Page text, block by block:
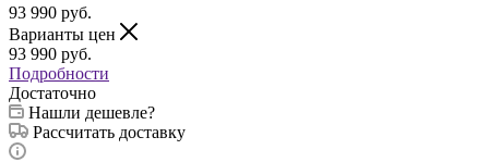
93 990 руб.
Варианты цен
93 990 руб.
Подробности
Достаточно
Нашли дешевле?
Рассчитать доставку